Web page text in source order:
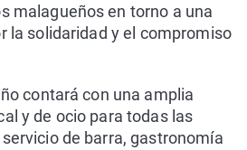
malagueños en torno a una
la solidaridad y el compromiso
contará con una amplia
y de ocio para todas las
de barra, gastronomía